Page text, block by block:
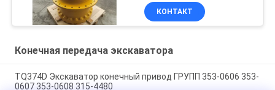
КОНТАКТ
Конечная передача экскаватора
TQ374D Экскаватор конечный привод ГРУПП 353-0606 353-
0607 353-0608 315-4480